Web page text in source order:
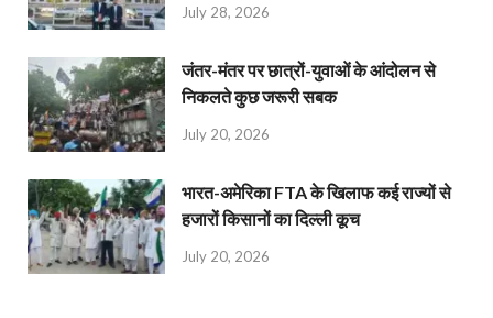
July 28, 2026
जंतर-मंतर पर छात्रों-युवाओं के आंदोलन से
निकलते कुछ जरूरी सबक
July 20, 2026
भारत-अमेरिका FTA के खिलाफ कई राज्यों से
हजारों किसानों का दिल्ली कूच
July 20, 2026